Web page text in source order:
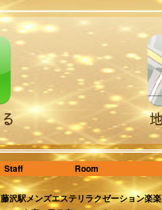
Staff Room
藤沢駅メンズエステリラクゼーション楽楽